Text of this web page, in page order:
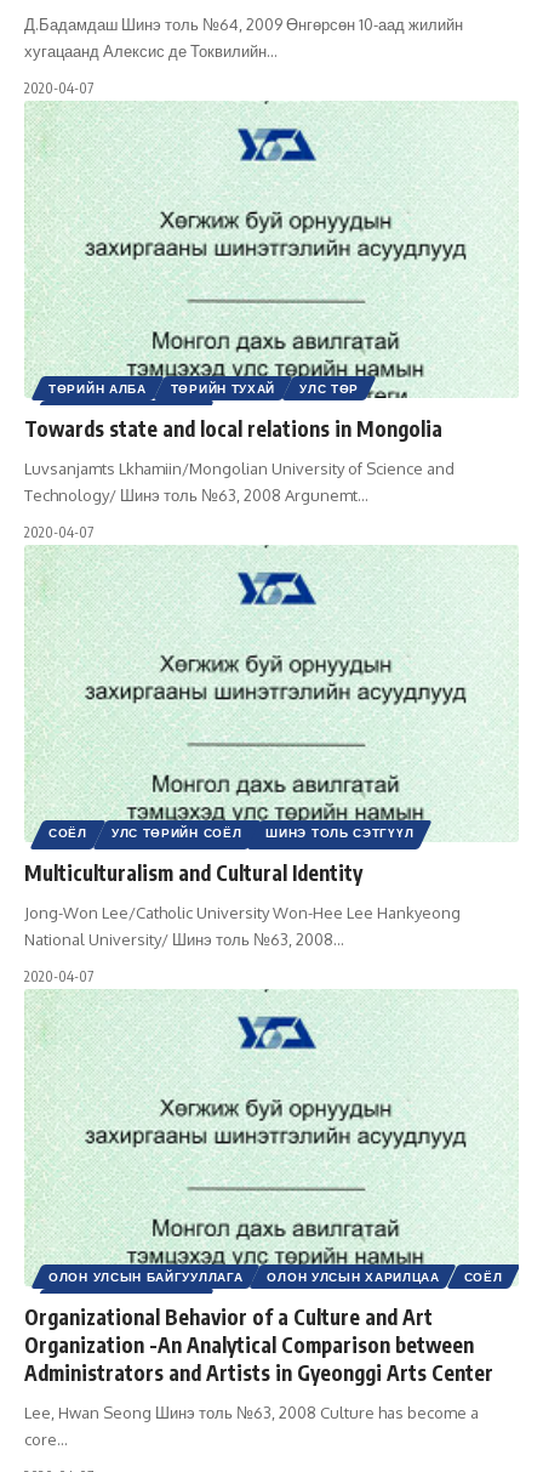
Д.Бадамдаш Шинэ толь №64, 2009 Өнгөрсөн 10-аад жилийн
хугацаанд Алексис де Токвилийн…
2020-04-07
ТӨРИЙН АЛБА ТӨРИЙН ТУХАЙ
УЛС ТӨР
Towards state and local relations in Mongolia
Luvsanjamts Lkhamiin/Mongolian University of Science and
Technology/ Шинэ толь №63, 2008 Argunemt…
2020-04-07
СОЁЛ УЛС ТӨРИЙН СОЁЛ ШИНЭ ТОЛЬ СЭТГҮҮЛ
Multiculturalism and Cultural Identity
Jong-Won Lee/Catholic University Won-Hee Lee Hankyeong
National University/ Шинэ толь №63, 2008…
2020-04-07
ОЛОН УЛСЫН БАЙГУУЛЛАГА ОЛОН УЛСЫН ХАРИЛЦАА
СОЁЛ
Organizational Behavior of a Culture and Art
Organization -An Analytical Comparison between
Administrators and Artists in Gyeonggi Arts Center
Lee, Hwan Seong Шинэ толь №63, 2008 Culture has become a
core…